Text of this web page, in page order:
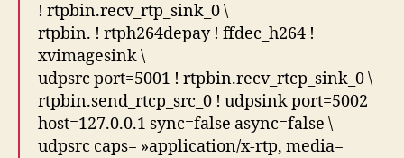
! rtpbin.recv_rtp_sink_0 \
rtpbin. ! rtph264depay ! ffdec_h264 !
xvimagesink \
udpsrc port=5001 ! rtpbin.recv_rtcp_sink_0 \
rtpbin.send_rtcp_src_0 ! udpsink port=5002
host=127.0.0.1 sync=false async=false \
udpsrc caps= »application/x-rtp, media=